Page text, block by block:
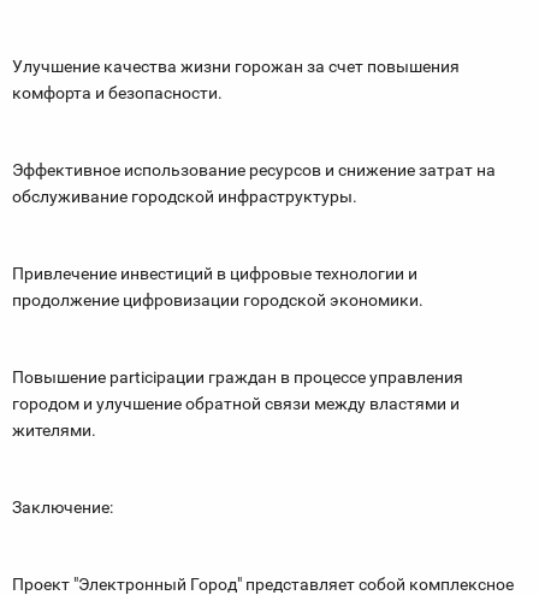
Улучшение качества жизни горожан за счет повышения
комфорта и безопасности.
Эффективное использование ресурсов и снижение затрат на
обслуживание городской инфраструктуры.
Привлечение инвестиций в цифровые технологии и
продолжение цифровизации городской экономики.
Повышение participaции граждан в процессе управления
городом и улучшение обратной связи между властями и
жителями.
Заключение:
Проект "Электронный Город" представляет собой комплексное